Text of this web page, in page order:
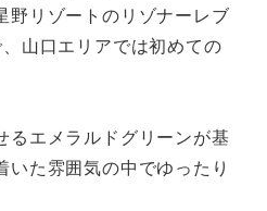
野リゾートのリゾナーレブ
山口エリアでは初めての
るエメラルドグリーンが基
た雰囲気の中でゆったり